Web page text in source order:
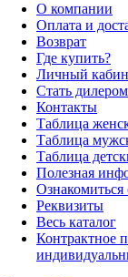
О компании
Оплата и
Возврат
Где купить?
Личный
Стать дилером
Контакты
Таблица
Таблица
Таблица
Полезная
Ознакомиться
Реквизиты
Весь каталог
Контрактное